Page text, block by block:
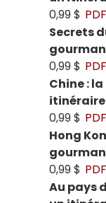
0,99 $
Secrets
0,99 $
Chine :
0,99 $
Hong
0,99 $
Au pays